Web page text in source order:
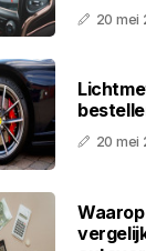
20 mei
20 mei